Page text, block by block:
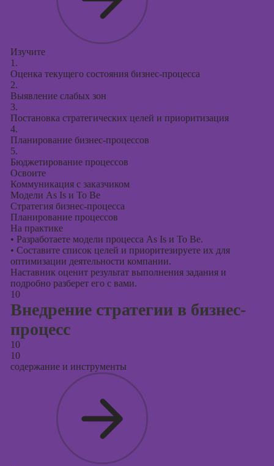
Изучите
1.
Оценка текущего состояния бизнес-процесса
2.
Выявление слабых зон
3.
Постановка стратегических целей и приоритизация
4.
Планирование бизнес-процессов
5.
Бюджетирование процессов
Освоите
Коммуникация с заказчиком
Модели As Is и To Be
Стратегия бизнес-процесса
Планирование процессов
На практике
• Разработаете модели процесса As Is и To Be.
• Составите список целей и приоритезируете их для
оптимизации деятельности компании.
Наставник оценит результат выполнения задания и
подробно разберет его с вами.
10
Внедрение стратегии в бизнес-
процесс
10
10
содержание и инструменты